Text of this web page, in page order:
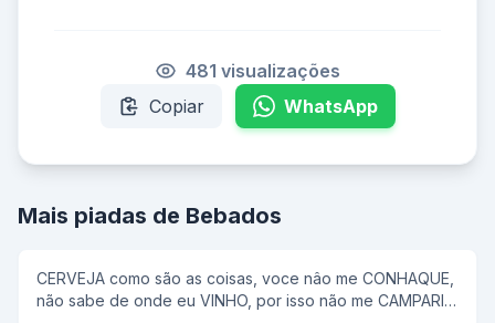
481 visualizações
Copiar
WhatsApp
Mais piadas de Bebados
CERVEJA como são as coisas, voce nâo me CONHAQUE,
não sabe de onde eu VINHO, por isso não me CAMPARI